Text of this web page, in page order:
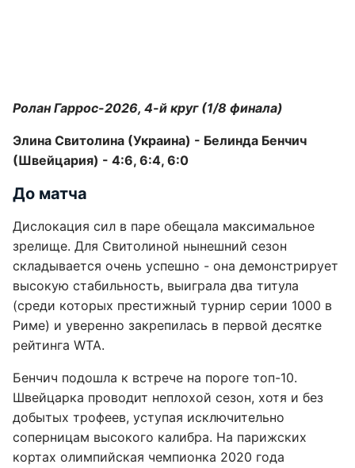
Ролан Гаррос-2026, 4-й круг (1/8 финала)
Элина Свитолина (Украина) - Белинда Бенчич
(Швейцария) - 4:6, 6:4, 6:0
До матча
Дислокация сил в паре обещала максимальное
зрелище. Для Свитолиной нынешний сезон
складывается очень успешно - она демонстрирует
высокую стабильность, выиграла два титула
(среди которых престижный турнир серии 1000 в
Риме) и уверенно закрепилась в первой десятке
рейтинга WTA.
Бенчич подошла к встрече на пороге топ-10.
Швейцарка проводит неплохой сезон, хотя и без
добытых трофеев, уступая исключительно
соперницам высокого калибра. На парижских
кортах олимпийская чемпионка 2020 года